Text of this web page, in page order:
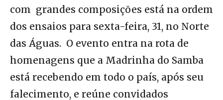
com grandes composições está na ordem
dos ensaios para sexta-feira, 31, no Norte
das Águas. O evento entra na rota de
homenagens que a Madrinha do Samba
está recebendo em todo o país, após seu
falecimento, e reúne convidados